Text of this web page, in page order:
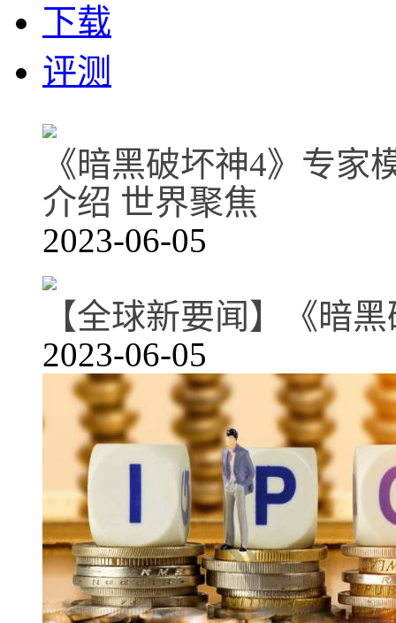
下载
评测
《暗黑破坏神4》专
介绍 世界聚焦
2023-06-05
【全球新要闻】《暗
2023-06-05